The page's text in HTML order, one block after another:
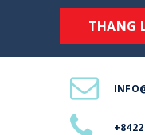
THANG